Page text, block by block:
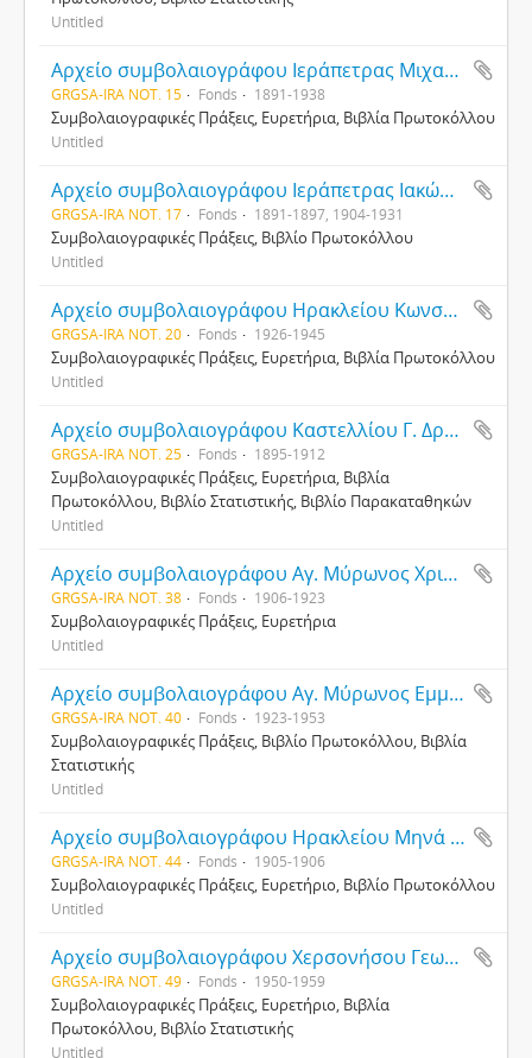
Untitled
Αρχείο συμβολαιογράφου Ιεράπετρας Μιχαήλ Πετρή
GRGSA-IRA NOT. 15 Fonds 1891-1938
Συμβολαιογραφικές Πράξεις, Ευρετήρια, Βιβλία Πρωτοκόλλου
Untitled
Αρχείο συμβολαιογράφου Ιεράπετρας Ιακώβου Στεφανίδη
GRGSA-IRA NOT. 17 Fonds 1891-1897, 1904-1931
Συμβολαιογραφικές Πράξεις, Βιβλίο Πρωτοκόλλου
Untitled
Αρχείο συμβολαιογράφου Ηρακλείου Κωνσταντίνου Ζαχαριάδη
GRGSA-IRA NOT. 20 Fonds 1926-1945
Συμβολαιογραφικές Πράξεις, Ευρετήρια, Βιβλία Πρωτοκόλλου
Untitled
Αρχείο συμβολαιογράφου Καστελλίου Γ. Δρακόπουλου
GRGSA-IRA NOT. 25 Fonds 1895-1912
Συμβολαιογραφικές Πράξεις, Ευρετήρια, Βιβλία
Πρωτοκόλλου, Βιβλίο Στατιστικής, Βιβλίο Παρακαταθηκών
Untitled
Αρχείο συμβολαιογράφου Αγ. Μύρωνος Χριστόφορου Γ. Δαρδαντή
GRGSA-IRA NOT. 38 Fonds 1906-1923
Συμβολαιογραφικές Πράξεις, Ευρετήρια
Untitled
Αρχείο συμβολαιογράφου Αγ. Μύρωνος Εμμανουήλ Γ. Καλυτεράκη
GRGSA-IRA NOT. 40 Fonds 1923-1953
Συμβολαιογραφικές Πράξεις, Βιβλίο Πρωτοκόλλου, Βιβλία
Στατιστικής
Untitled
Αρχείο συμβολαιογράφου Ηρακλείου Μηνά Ε. Λιναρδάκη
GRGSA-IRA NOT. 44 Fonds 1905-1906
Συμβολαιογραφικές Πράξεις, Ευρετήριο, Βιβλίο Πρωτοκόλλου
Untitled
Αρχείο συμβολαιογράφου Χερσονήσου Γεωργίου Κοζύρη
GRGSA-IRA NOT. 49 Fonds 1950-1959
Συμβολαιογραφικές Πράξεις, Ευρετήριο, Βιβλία
Πρωτοκόλλου, Βιβλίο Στατιστικής
Untitled